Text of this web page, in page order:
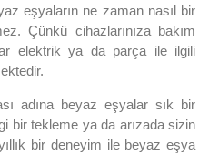
eşyaların ne zaman nasıl bir
Çünkü cihazlarınıza bakım
elektrik ya da parça ile ilgili
adına beyaz eşyalar sık bir
bir tekleme ya da arızada sizin
bir deneyim ile beyaz eşya